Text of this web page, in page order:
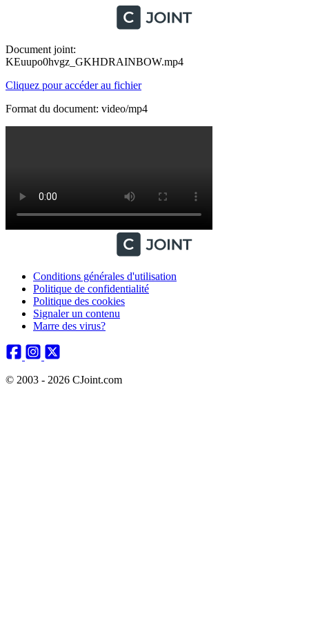
Document joint:
KEuupo0hvgz_GKHDRAINBOW.mp4
Cliquez pour accéder au fichier
Format du document: video/mp4
Conditions générales d'utilisation
Politique de confidentialité
Politique des cookies
Signaler un contenu
Marre des virus?
© 2003 - 2026 CJoint.com